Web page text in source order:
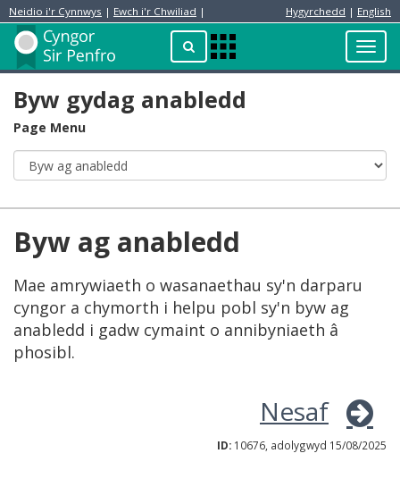
Neidio i'r Cynnwys | Ewch i'r Chwiliad | Hygyrchedd | English
ChwilioApps
Menu
Preswylydd
Byw gydag anabledd
Page Menu
Byw ag anabledd
Mae amrywiaeth o wasanaethau sy'n darparu
cyngor a chymorth i helpu pobl sy'n byw ag
anabledd i gadw cymaint o annibyniaeth â
phosibl.
Nesaf
ID: 10676, adolygwyd 15/08/2025